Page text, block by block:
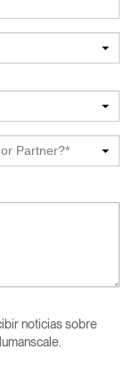
Partner?*
noticias sobre